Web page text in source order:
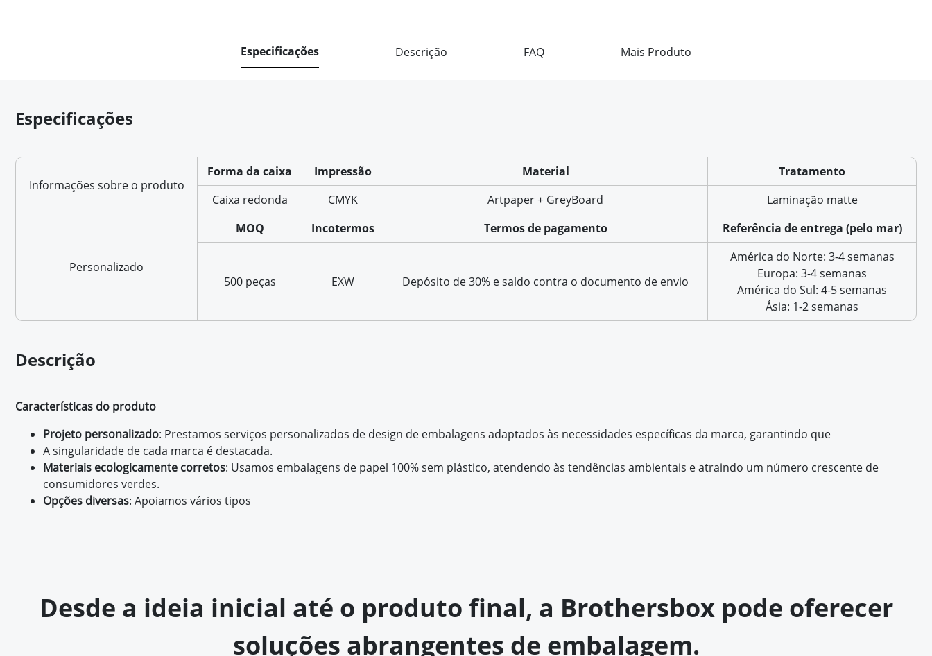
Especificações Descrição FAQ Mais Produto
Especificações
Informações sobre o produto
Forma da caixa Impressão Material
Tratamento
Caixa redonda
CMYK Artpaper + GreyBoard Laminação matte
Personalizado
MOQ Incotermos Termos de pagamento Referência de entrega (pelo mar)
500 peças EXW Depósito de 30% e saldo contra o documento de envio
América do Norte: 3-4 semanas
Europa: 3-4 semanas
América do Sul: 4-5 semanas
Ásia: 1-2 semanas
Descrição
Características do produto
Projeto personalizado: Prestamos serviços personalizados de design de embalagens adaptados às necessidades específicas da marca, garantindo que
A singularidade de cada marca é destacada.
Materiais ecologicamente corretos: Usamos embalagens de papel 100% sem plástico, atendendo às tendências ambientais e atraindo um número crescente de
consumidores verdes.
Opções diversas: Apoiamos vários tipos
Desde a ideia inicial até o produto final, a Brothersbox pode oferecer
soluções abrangentes de embalagem.